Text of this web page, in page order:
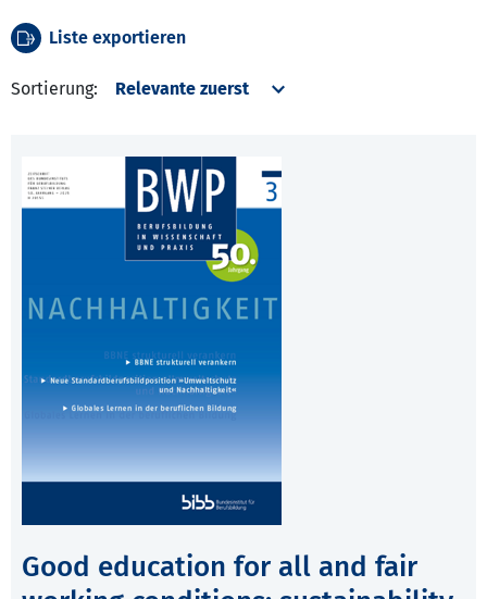
Liste exportieren
Sortierung:
Good education for all and fair